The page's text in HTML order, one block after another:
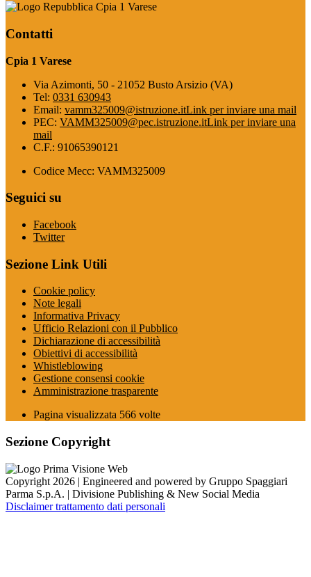
Cpia 1 Varese
Contatti
Cpia 1 Varese
Via Azimonti, 50 - 21052 Busto Arsizio (VA)
Tel: 0331 630943
Email: vamm325009@istruzione.itLink per inviare una mail
PEC: VAMM325009@pec.istruzione.itLink per inviare una
mail
C.F.: 91065390121
Codice Mecc: VAMM325009
Seguici su
Facebook
Twitter
Sezione Link Utili
Cookie policy
Note legali
Informativa Privacy
Ufficio Relazioni con il Pubblico
Dichiarazione di accessibilità
Obiettivi di accessibilità
Whistleblowing
Gestione consensi cookie
Amministrazione trasparente
Pagina visualizzata 566 volte
Sezione Copyright
Copyright 2026 | Engineered and powered by Gruppo Spaggiari
Parma S.p.A. | Divisione Publishing & New Social Media
Disclaimer trattamento dati personali